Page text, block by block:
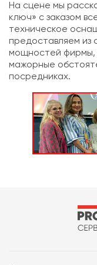
На сцене мы
ключ» с заказом
техническое
предоставляем из
мощностей фирмы,
мажорные
посредниках.